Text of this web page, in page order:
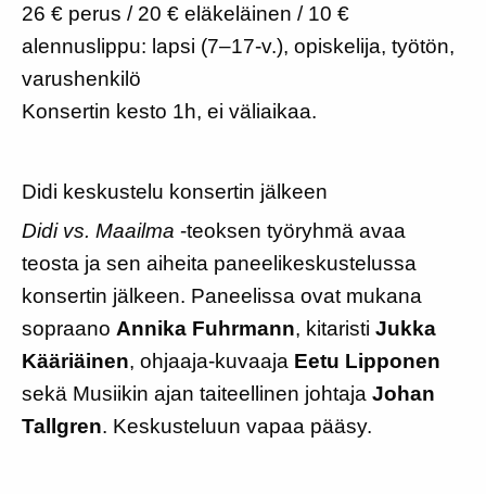
26 € perus / 20 € eläkeläinen / 10 €
alennuslippu: lapsi (7–17-v.), opiskelija, työtön,
varushenkilö
Konsertin kesto 1h, ei väliaikaa.
Didi keskustelu konsertin jälkeen
Didi vs. Maailma -teoksen työryhmä avaa
teosta ja sen aiheita paneelikeskustelussa
konsertin jälkeen. Paneelissa ovat mukana
sopraano Annika Fuhrmann, kitaristi Jukka
Kääriäinen, ohjaaja-kuvaaja Eetu Lipponen
sekä Musiikin ajan taiteellinen johtaja Johan
Tallgren. Keskusteluun vapaa pääsy.